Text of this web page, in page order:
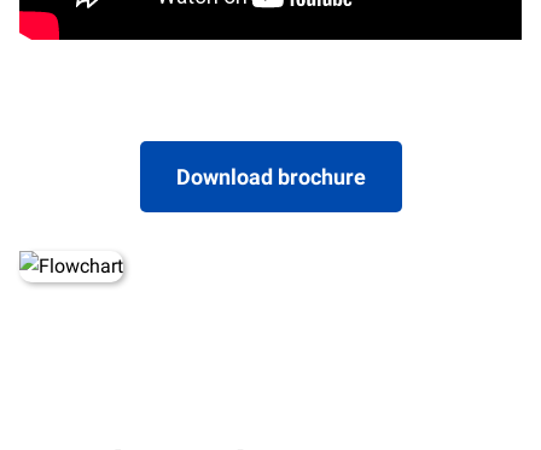
Download brochure